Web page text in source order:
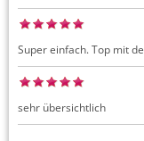
Super einfach. Top mit
sehr übersichtlich